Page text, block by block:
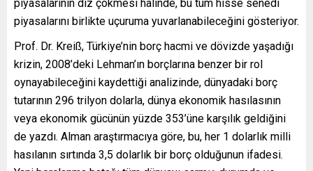
piyasalarının diz çökmesi halinde, bu tüm hisse senedi
piyasalarını birlikte uçuruma yuvarlanabileceğini gösteriyor.
Prof. Dr. Kreiß, Türkiye’nin borç hacmi ve dövizde yaşadığı
krizin, 2008’deki Lehman’ın borçlarına benzer bir rol
oynayabileceğini kaydettiği analizinde, dünyadaki borç
tutarının 296 trilyon dolarla, dünya ekonomik hasılasının
veya ekonomik gücünün yüzde 353’üne karşılık geldiğini
de yazdı. Alman araştırmacıya göre, bu, her 1 dolarlık milli
hasılanın sırtında 3,5 dolarlık bir borç olduğunun ifadesi.